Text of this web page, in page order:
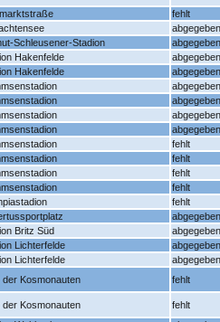
fehlt
abgegeben
Schleusener-Stadion abgegeben
Hakenfelde abgegeben
Hakenfelde abgegeben
abgegeben
abgegeben
abgegeben
abgegeben
fehlt
fehlt
fehlt
fehlt
fehlt
abgegeben
Britz Süd abgegeben
Lichterfelde abgegeben
Lichterfelde abgegeben
der Kosmonauten fehlt
der Kosmonauten fehlt